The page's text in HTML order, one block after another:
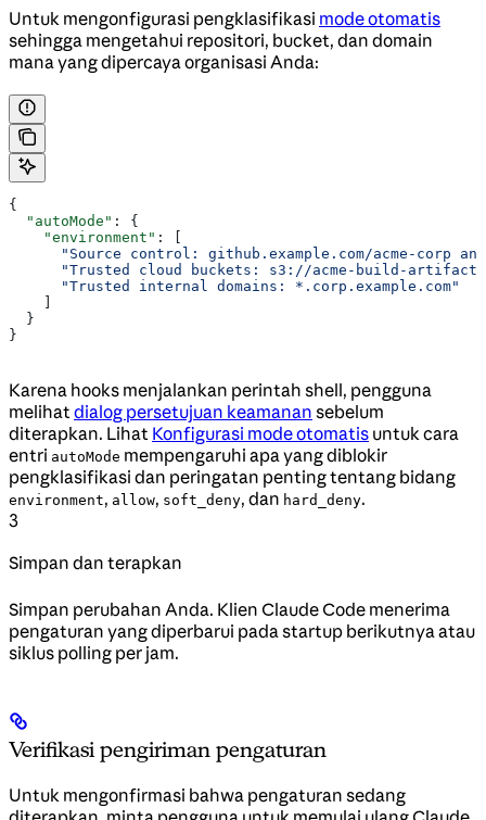
Untuk mengonfigurasi pengklasifikasi mode otomatis
sehingga mengetahui repositori, bucket, dan domain
mana yang dipercaya organisasi Anda:
{
  "autoMode"
: {
    "environment"
: [
"Source control: github.example.com/acme-corp
"Trusted cloud buckets: s3://acme-build-
      "Trusted internal domains: *.corp.example.com"
  }
}
Karena hooks menjalankan perintah shell, pengguna
melihatdialog persetujuan keamanan sebelum
diterapkan. Lihat Konfigurasi mode otomatis untuk cara
entri autoMode mempengaruhi apa yang diblokir
pengklasifikasi dan peringatan penting tentang bidang
environment, allow, soft_deny, dan hard_deny.
3
Simpan dan terapkan
Simpan perubahan Anda. Klien Claude Code menerima
pengaturan yang diperbarui pada startup berikutnya atau
siklus polling per jam.
Verifikasi pengiriman pengaturan
Untuk mengonfirmasi bahwa pengaturan sedang